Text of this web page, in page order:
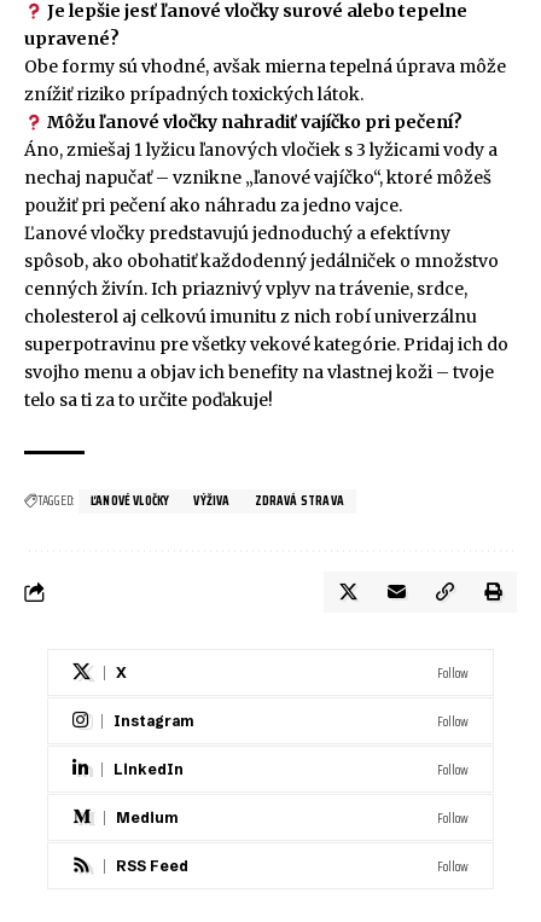
Je lepšie jesť ľanové vločky surové alebo tepelne
upravené?
Obe formy sú vhodné, avšak mierna tepelná úprava môže
znížiť riziko prípadných toxických látok.
Môžu ľanové vločky nahradiť vajíčko pri pečení?
Áno, zmiešaj 1 lyžicu ľanových vločiek s 3 lyžicami vody a
nechaj napučať – vznikne „ľanové vajíčko“, ktoré môžeš
použiť pri pečení ako náhradu za jedno vajce.
Ľanové vločky predstavujú jednoduchý a efektívny
spôsob, ako obohatiť každodenný jedálniček o množstvo
cenných živín. Ich priaznivý vplyv na trávenie, srdce,
cholesterol aj celkovú imunitu z nich robí univerzálnu
superpotravinu pre všetky vekové kategórie. Pridaj ich do
svojho menu a objav ich benefity na vlastnej koži – tvoje
telo sa ti za to určite poďakuje!
TAGGED: ĽANOVÉ VLOČKY VÝŽIVA ZDRAVÁ STRAVA
X Follow
Instagram Follow
LinkedIn Follow
Medium Follow
RSS Feed Follow